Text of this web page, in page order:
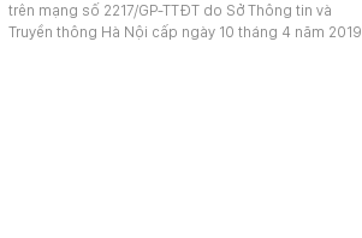
trên mạng số 2217/GP-TTĐT do Sở Thông tin và
Truyền thông Hà Nội cấp ngày 10 tháng 4 năm 2019